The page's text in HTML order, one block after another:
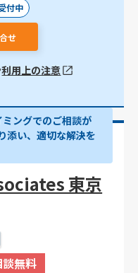
付中
せ
利用上の注意
ミングでのご相談が
添い、適切な解決を
東京
無料